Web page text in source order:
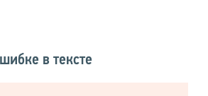
в тексте